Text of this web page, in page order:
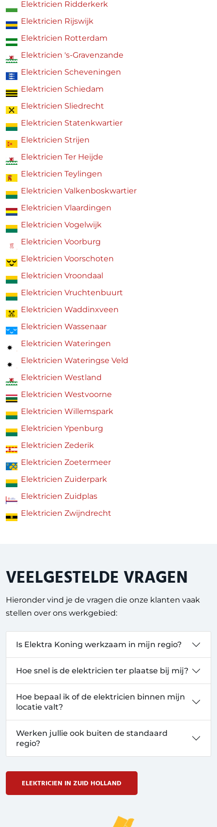
Elektricien Ridderkerk
Elektricien Rijswijk
Elektricien Rotterdam
Elektricien 's-Gravenzande
Elektricien Scheveningen
Elektricien Schiedam
Elektricien Sliedrecht
Elektricien Statenkwartier
Elektricien Strijen
Elektricien Ter Heijde
Elektricien Teylingen
Elektricien Valkenboskwartier
Elektricien Vlaardingen
Elektricien Vogelwijk
Elektricien Voorburg
Elektricien Voorschoten
Elektricien Vroondaal
Elektricien Vruchtenbuurt
Elektricien Waddinxveen
Elektricien Wassenaar
Elektricien Wateringen
Elektricien Wateringse Veld
Elektricien Westland
Elektricien Westvoorne
Elektricien Willemspark
Elektricien Ypenburg
Elektricien Zederik
Elektricien Zoetermeer
Elektricien Zuiderpark
Elektricien Zuidplas
Elektricien Zwijndrecht
VEELGESTELDE VRAGEN
Hieronder vind je de vragen die onze klanten vaak
stellen over ons werkgebied:
Is Elektra Koning werkzaam in mijn regio?
Hoe snel is de elektricien ter plaatse bij mij?
Hoe bepaal ik of de elektricien binnen mijn
locatie valt?
Werken jullie ook buiten de standaard
regio?
ELEKTRICIEN IN ZUID HOLLAND